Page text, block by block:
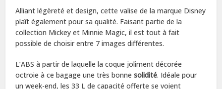
Alliant légèreté et design, cette valise de la marque Disney
plaît également pour sa qualité. Faisant partie de la
collection Mickey et Minnie Magic, il est tout à fait
possible de choisir entre 7 images différentes.
L’ABS à partir de laquelle la coque joliment décorée
octroie à ce bagage une très bonnesolidité. Idéale pour
un week-end, les 33 L de capacité offerte se voient